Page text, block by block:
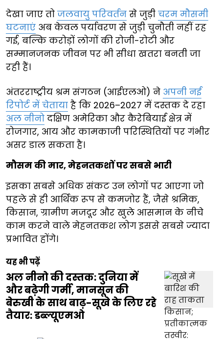
देखा जाए तो जलवायु परिवर्तन से जुड़ी चरम मौसमी
घटनाएं अब केवल पर्यावरण से जुड़ी चुनौती नहीं रह
गई, बल्कि करोड़ों लोगों की रोजी-रोटी और
सम्मानजनक जीवन पर भी सीधा खतरा बनती जा
रही हैं।
अंतरराष्ट्रीय श्रम संगठन (आईएलओ) ने अपनी नई
रिपोर्ट में चेताया है कि 2026–2027 में दस्तक दे रहा
अल नीनो दक्षिण अमेरिका और कैरेबियाई क्षेत्र में
रोजगार, आय और कामकाजी परिस्थितियों पर गंभीर
असर डाल सकता है।
मौसम की मार, मेहनतकशों पर सबसे भारी
इसका सबसे अधिक संकट उन लोगों पर आएगा जो
पहले से ही आर्थिक रूप से कमजोर हैं, जैसे श्रमिक,
किसान, ग्रामीण मजदूर और खुले आसमान के नीचे
काम करने वाले मेहनतकश लोग इससे सबसे ज्यादा
प्रभावित होंगे।
यह भी पढ़ें
अल नीनो की दस्तक: दुनिया में
और बढ़ेगी गर्मी, मानसून की
बेरुखी के साथ बाढ़-सूखे के लिए रहे
तैयार: डब्ल्यूएमओ